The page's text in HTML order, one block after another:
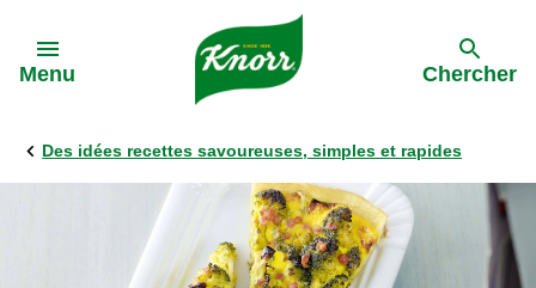
Menu Chercher
Des idées recettes savoureuses, simples et rapides